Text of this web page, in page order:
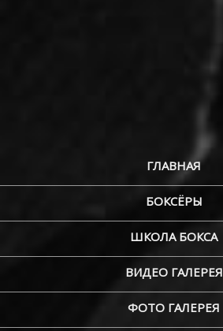
ГЛАВНАЯ
БОКСЁРЫ
ШКОЛА БОКСА
ВИДЕО ГАЛЕРЕЯ
ФОТО ГАЛЕРЕЯ